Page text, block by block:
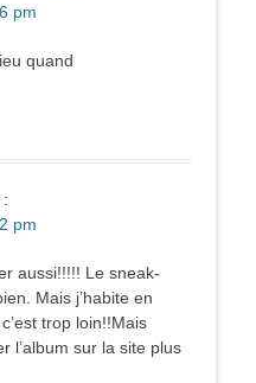
pm
quand
pm
aussi!!!!! Le sneak-
Mais j’habite en
trop loin!!Mais
l’album sur la site plus